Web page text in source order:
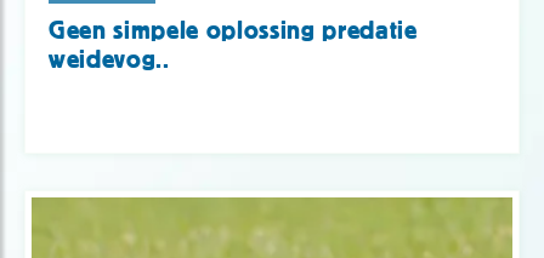
Geen simpele oplossing predatie
weidevog..